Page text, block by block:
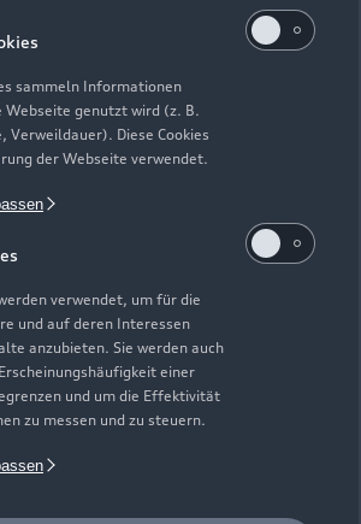
sammeln Informationen
Webseite genutzt wird (z. B.
Verweildauer). Diese Cookies
der Webseite verwendet.
verwendet, um für die
und auf deren Interessen
anzubieten. Sie werden auch
einer
und um die Effektivität
zu messen und zu steuern.
Alle Rechte vorbehalten